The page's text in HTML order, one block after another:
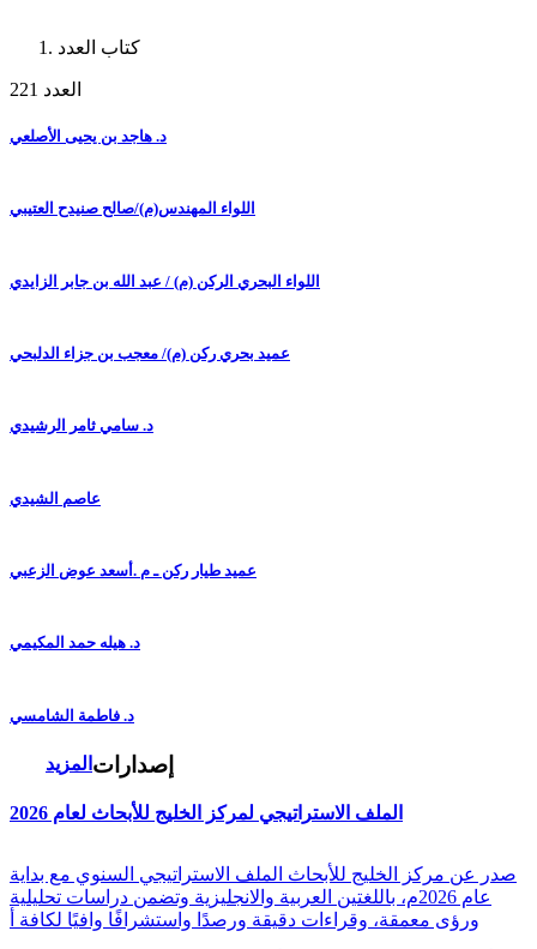
كتاب العدد
العدد 221
د. هاجد بن يحيى الأصلعي
اللواء المهندس(م)/صالح صنيدح العتيبي
اللواء البحري الركن (م) / عبد الله بن جابر الزايدي
عميد بحري ركن (م)/ معجب بن جزاء الدلبحي
د. سامي ثامر الرشيدي
عاصم الشيدي
عميد طيار ركن ـ م .أسعد عوض الزعبي
د. هيله حمد المكيمي
د. فاطمة الشامسي
المزيد إصدارات
الملف الاستراتيجي لمركز الخليج للأبحاث لعام 2026
صدر عن مركز الخليج للأبحاث الملف الاستراتيجي السنوي مع بداية
عام 2026م، باللغتين العربية والانجليزية وتضمن دراسات تحليلية
ورؤى معمقة، وقراءات دقيقة ورصدًا واستشرافًا وافيًا لكافة أ